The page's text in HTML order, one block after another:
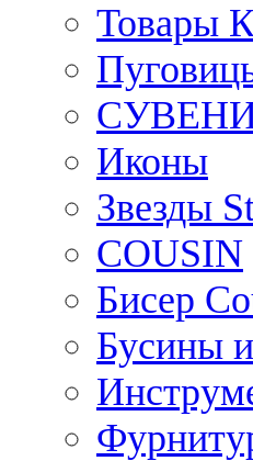
Товары
Иконы
Звезды
COUSIN
Бисер
Бусины